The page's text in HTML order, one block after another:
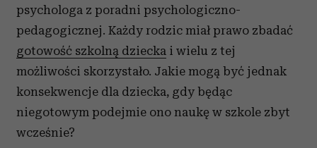
psychologa z poradni psychologiczno-
pedagogicznej. Każdy rodzic miał prawo zbadać
gotowość szkolną dziecka i wielu z tej
możliwości skorzystało. Jakie mogą być jednak
konsekwencje dla dziecka, gdy będąc
niegotowym podejmie ono naukę w szkole zbyt
wcześnie?